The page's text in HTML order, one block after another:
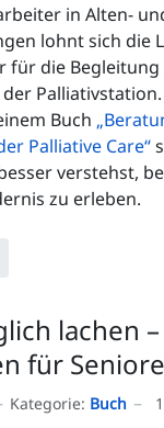
in Alten-
lohnt sich die
für die
Buch
Palliative Care“
verstehst,
zu erleben.
lachen
für
Kategorie: Buch